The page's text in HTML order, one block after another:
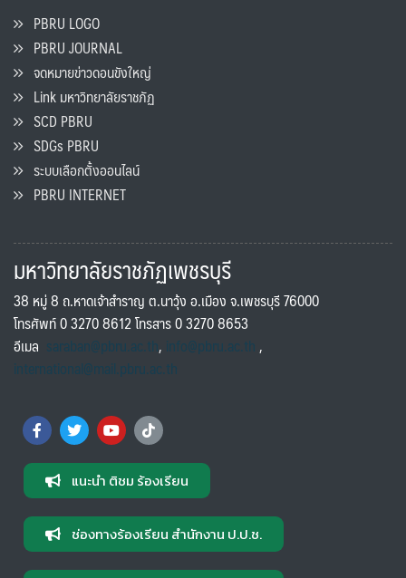
PBRU LOGO
PBRU JOURNAL
จดหมายข่าวดอนขังใหญ่
Link มหาวิทยาลัยราชภัฏ
SCD PBRU
SDGs PBRU
ระบบเลือกตั้งออนไลน์
PBRU INTERNET
มหาวิทยาลัยราชภัฏเพชรบุรี
38 หมู่ 8 ถ.หาดเจ้าสำราญ ต.นาวุ้ง อ.เมือง จ.เพชรบุรี 76000
โทรศัพท์ 0 3270 8612 โทรสาร 0 3270 8653
อีเมล saraban@pbru.ac.th, info@pbru.ac.th,
international@mail.pbru.ac.th
แนะนำ ติชม ร้องเรียน
ช่องทางร้องเรียน สำนักงาน ป.ป.ช.